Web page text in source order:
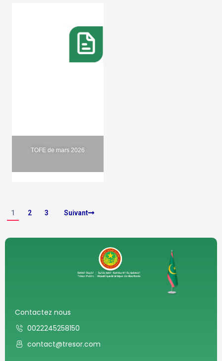
TOFE de mars 2026
1 2 3 Suivant
Contactez nous
0022245258150
contact@tresor.com